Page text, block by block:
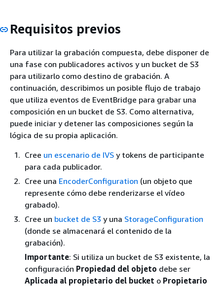
Requisitos previos
Para utilizar la grabación compuesta, debe disponer de
una fase con publicadores activos y un bucket de S3
para utilizarlo como destino de grabación. A
continuación, describimos un posible flujo de trabajo
que utiliza eventos de EventBridge para grabar una
composición en un bucket de S3. Como alternativa,
puede iniciar y detener las composiciones según la
lógica de su propia aplicación.
Cree un escenario de IVS y tokens de participante
para cada publicador.
Cree una EncoderConfiguration (un objeto que
represente cómo debe renderizarse el vídeo
grabado).
Cree un bucket de S3 y una StorageConfiguration
(donde se almacenará el contenido de la
grabación).
Importante: Si utiliza un bucket de S3 existente, la
configuración Propiedad del objeto debe ser
Aplicada al propietario del bucket o Propietario